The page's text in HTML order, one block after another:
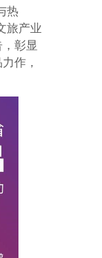
热
旅产业
彰显
作，